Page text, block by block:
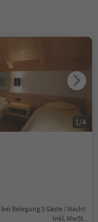
bei Belegung 3 Gäste / Nacht
Inkl. MwSt.
1 /4